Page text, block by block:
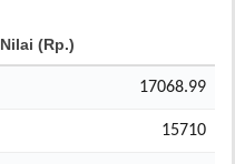
Nilai (Rp.)
17068.99
15710